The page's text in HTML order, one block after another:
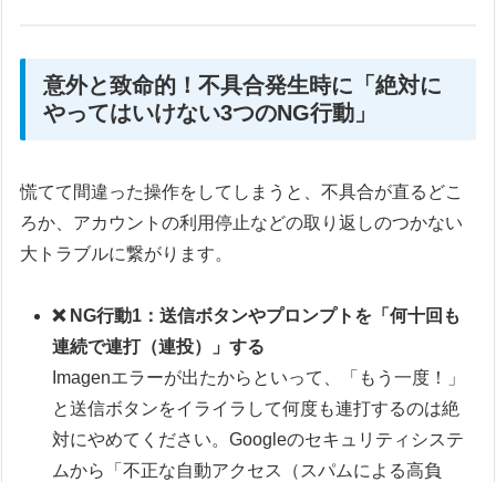
意外と致命的！不具合発生時に「絶対に
やってはいけない3つのNG行動」
慌てて間違った操作をしてしまうと、不具合が直るどこ
ろか、アカウントの利用停止などの取り返しのつかない
大トラブルに繋がります。
❌ NG行動1：送信ボタンやプロンプトを「何十回も
連続で連打（連投）」する
Imagenエラーが出たからといって、「もう一度！」
と送信ボタンをイライラして何度も連打するのは絶
対にやめてください。Googleのセキュリティシステ
ムから「不正な自動アクセス（スパムによる高負